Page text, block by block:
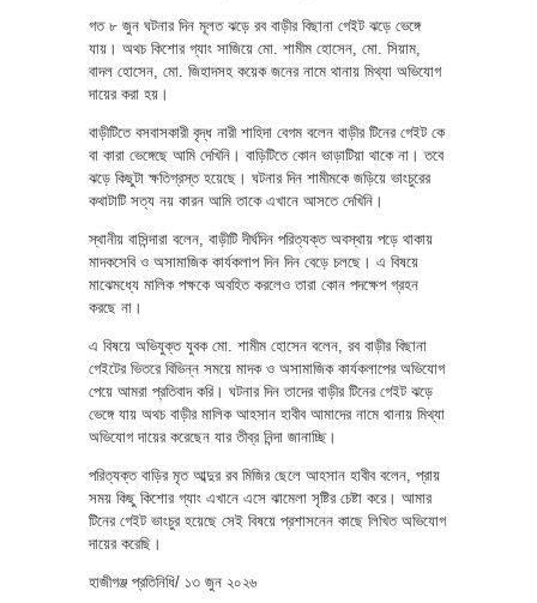
গত ৮ জুন ঘটনার দিন মূলত ঝড়ে রব বাড়ীর বিছানা গেইট ঝড়ে ভেঙ্গে
যায়। অথচ কিশোর গ্যাং সাজিয়ে মো. শামীম হোসেন, মো. সিয়াম,
বাদল হোসেন, মো. জিহাদসহ কয়েক জনের নামে থানায় মিথ্যা অভিযোগ
দায়ের করা হয়।
বাড়ীটিতে বসবাসকারী বৃদ্ধ নারী শাহিদা বেগম বলেন বাড়ীর টিনের গেইট কে
বা কারা ভেঙ্গেছে আমি দেখিনি। বাড়িটিতে কোন ভাড়াটিয়া থাকে না। তবে
ঝড়ে কিছুটা ক্ষতিগ্রস্ত হয়েছে। ঘটনার দিন শামীমকে জড়িয়ে ভাংচুরের
কথাটাটি সত্য নয় কারন আমি তাকে এখানে আসতে দেখিনি।
স্থানীয় বাসিন্দারা বলেন, বাড়ীটি দীর্ঘদিন পরিত্যক্ত অবস্থায় পড়ে থাকায়
মাদকসেবি ও অসামাজিক কার্যকলাপ দিন দিন বেড়ে চলছে। এ বিষয়ে
মাঝেমধ্যে মালিক পক্ষকে অবহিত করলেও তারা কোন পদক্ষেপ গ্রহন
করছে না।
এ বিষয়ে অভিযুক্ত যুবক মো. শামীম হোসেন বলেন, রব বাড়ীর বিছানা
গেইটের ভিতরে বিভিন্ন সময়ে মাদক ও অসামাজিক কার্যকলাপের অভিযোগ
পেয়ে আমরা প্রতিবাদ করি। ঘটনার দিন তাদের বাড়ীর টিনের গেইট ঝড়ে
ভেঙ্গে যায় অথচ বাড়ীর মালিক আহসান হাবীব আমাদের নামে থানায় মিথ্যা
অভিযোগ দায়ের করেছেন যার তীব্র নিন্দা জানাচ্ছি।
পরিত্যক্ত বাড়ির মৃত আব্দুর রব মিজির ছেলে আহসান হাবীব বলেন, প্রায়
সময় কিছু কিশোর গ্যাং এখানে এসে ঝামেলা সৃষ্টির চেষ্টা করে। আমার
টিনের গেইট ভাংচুর হয়েছে সেই বিষয়ে প্রশাসনেন কাছে লিখিত অভিযোগ
দায়ের করেছি।
হাজীগঞ্জ প্রতিনিধি/ ১৩ জুন ২০২৬